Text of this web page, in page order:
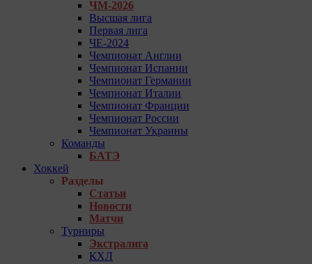
ЧМ-2026
Высшая лига
Первая лига
ЧЕ-2024
Чемпионат Англии
Чемпионат Испании
Чемпионат Германии
Чемпионат Италии
Чемпионат Франции
Чемпионат России
Чемпионат Украины
Команды
БАТЭ
Хоккей
Разделы
Статьи
Новости
Матчи
Турниры
Экстралига
КХЛ